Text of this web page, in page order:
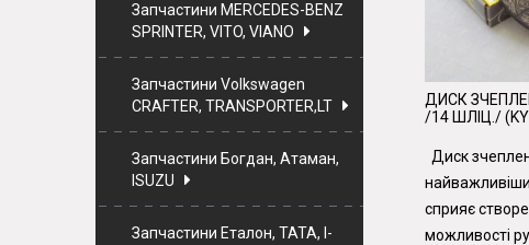
Запчастини MERCEDES-BENZ
SPRINTER, VITO, VIANO
Запчастини Volkswagen
CRAFTER, TRANSPORTER,LT
Запчастини Богдан, Атаман,
ISUZU
Запчастини Еталон, ТАТА, I-
ДИСК
/14 ШЛІЦ./
Диск
сприяє
можливості